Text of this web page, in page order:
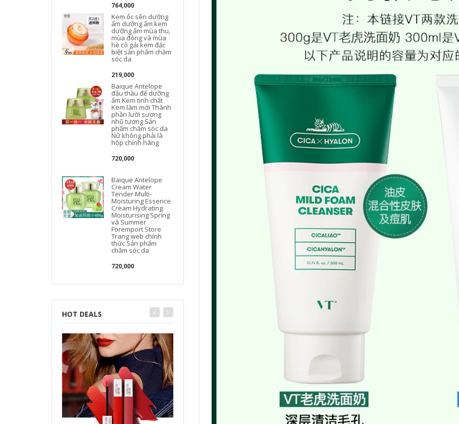
764,000
Kem ốc sên dưỡng
ẩm dưỡng ẩm kem
dưỡng ẩm mùa thu,
mùa đông và mùa
hè cô gái kem đặc
biệt sản phẩm chăm
sóc da
219,000
Baique Antelope
đấu thầu để dưỡng
ẩm Kem tinh chất
Kem làm mới Thành
phần lười sương
nhũ tương Sản
phẩm chăm sóc da
Nữ không phải là
hộp chính hãng
720,000
Baique Antelope
Cream Water
Tender Multi-
Moisturing Essence
Cream Hydrating
Moisturising Spring
và Summer
Foremport Store
Trang web chính
thức Sản phẩm
chăm sóc da
720,000
Film 30 Miếng để
pha loãng Dark
Circles Túi mắt Fine
Line Stay All Night
Hydrating Chính
hãng mặt nạ ngủ
laneige xanh lá
Authentic Whitening
Cream Loại bỏ các
điểm cứng đầu khác
nhau Sản phẩm tàn
Mặt nạ oligopeptide
Hydrating dưỡng
ẩm Tiêm vắc-việt
mụn trứng cá Thu
nhỏ lỗ chân lông
Làm sáng da Sửa
chữa màu sắc mặt
quầng
370,000
Antelope Baique là
đấu thầu để giữ ẩm
cho bản chất của
thuốc nhũ tương
kem dưỡng ẩm
dưỡng ẩm sâu
491,000
HOT DEALS